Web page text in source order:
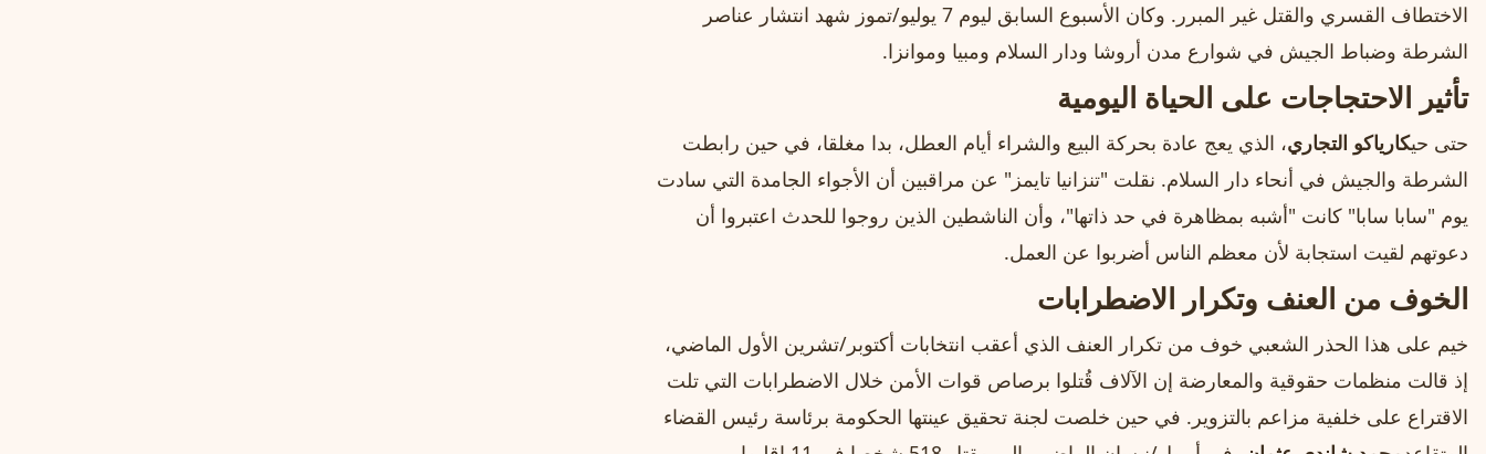
الاختطاف القسري والقتل غير المبرر. وكان الأسبوع السابق ليوم 7 يوليو/تموز شهد انتشار عناصر
الشرطة وضباط الجيش في شوارع مدن أروشا ودار السلام ومبيا وموانزا.
تأثير الاحتجاجات على الحياة اليومية
حتى حيكارياكو التجاري، الذي يعج عادة بحركة البيع والشراء أيام العطل، بدا مغلقا، في حين رابطت
الشرطة والجيش في أنحاء دار السلام. نقلت "تنزانيا تايمز" عن مراقبين أن الأجواء الجامدة التي سادت
يوم "سابا سابا" كانت "أشبه بمظاهرة في حد ذاتها"، وأن الناشطين الذين روجوا للحدث اعتبروا أن
دعوتهم لقيت استجابة لأن معظم الناس أضربوا عن العمل.
الخوف من العنف وتكرار الاضطرابات
خيم على هذا الحذر الشعبي خوف من تكرار العنف الذي أعقب انتخابات أكتوبر/تشرين الأول الماضي،
إذ قالت منظمات حقوقية والمعارضة إن الآلاف قُتلوا برصاص قوات الأمن خلال الاضطرابات التي تلت
الاقتراع على خلفية مزاعم بالتزوير. في حين خلصت لجنة تحقيق عينتها الحكومة برئاسة رئيس القضاء